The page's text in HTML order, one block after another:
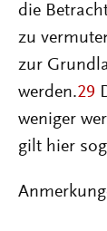
die
zu
zur
werden.29
weniger
gilt hier